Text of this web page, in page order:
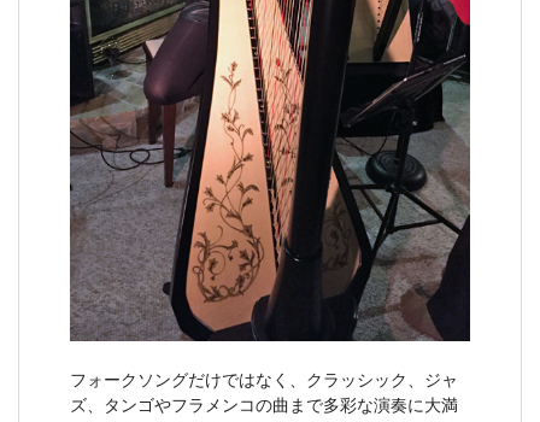
フォークソングだけではなく、クラッシック、ジャ
ズ、タンゴやフラメンコの曲まで多彩な演奏に大満